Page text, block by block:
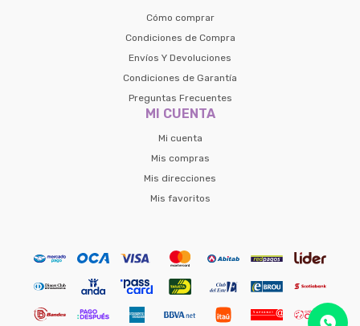
Cómo comprar
Condiciones de Compra
Envíos Y Devoluciones
Condiciones de Garantía
Preguntas Frecuentes
MI CUENTA
Mi cuenta
Mis compras
Mis direcciones
Mis favoritos